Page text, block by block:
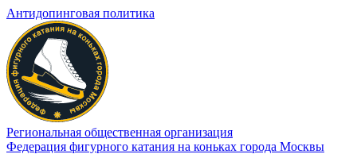
Антидопинговая политика
Региональная общественная организация
Федерация фигурного катания на коньках города Москвы